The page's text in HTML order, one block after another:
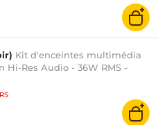
Kit d'enceintes multimédia
Hi-Res Audio - 36W RMS -